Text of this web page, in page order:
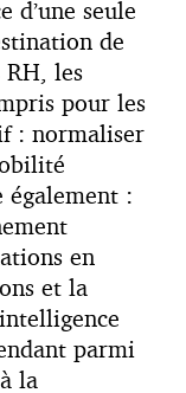
d’une seule
de
les
pour les
: normaliser
:
en
et la
parmi
la